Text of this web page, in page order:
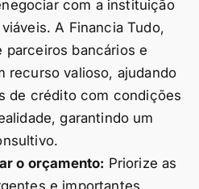
com a instituição
A Financia Tudo,
parceiros bancários e
recurso valioso, ajudando
de crédito com condições
garantindo um
o orçamento: Priorize as
e importantes,